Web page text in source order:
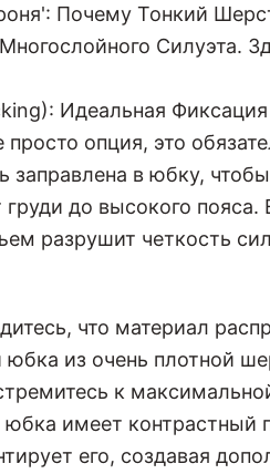
Почему Тонкий
Силуэта.
Идеальная
просто опция, это
заправлена в юбку,
до высокого пояса.
разрушит четкость
что материал
юбка из очень плотной
к
юбка имеет контрастный
его, создавая